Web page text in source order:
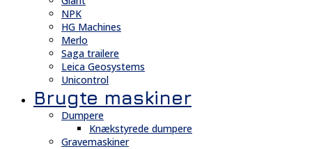
NPK
HG Machines
Merlo
Saga trailere
Leica Geosystems
Unicontrol
Brugte maskiner
Dumpere
Knækstyrede dumpere
Gravemaskiner